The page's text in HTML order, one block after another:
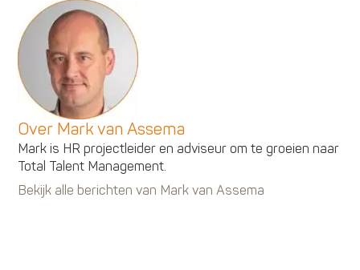
Over Mark van Assema
Mark is HR projectleider en adviseur om te groeien naar
Total Talent Management.
Bekijk alle berichten van Mark van Assema